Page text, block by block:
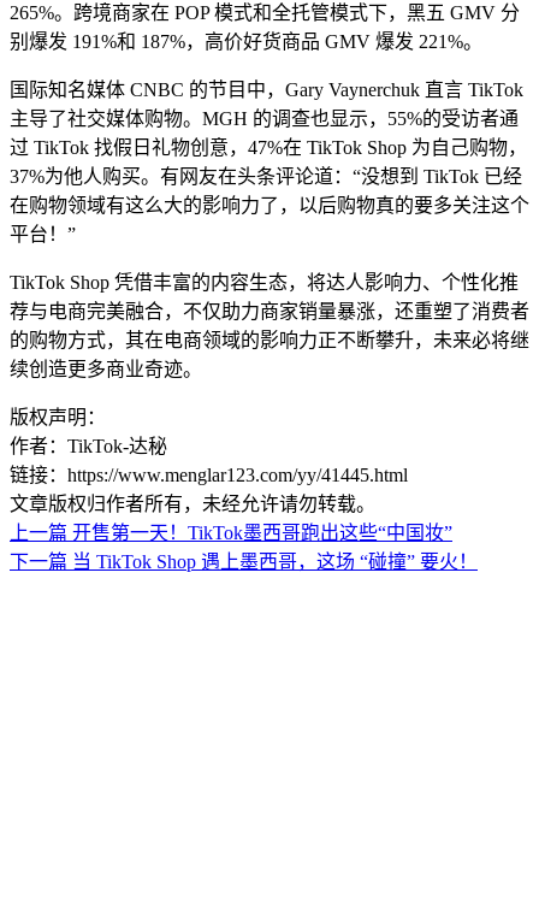
265%。跨境商家在 POP 模式和全托管模式下，黑五 GMV 分
别爆发 191%和 187%，高价好货商品 GMV 爆发 221%。
国际知名媒体 CNBC 的节目中，Gary Vaynerchuk 直言 TikTok
主导了社交媒体购物。MGH 的调查也显示，55%的受访者通
过 TikTok 找假日礼物创意，47%在 TikTok Shop 为自己购物，
37%为他人购买。有网友在头条评论道：“没想到 TikTok 已经
在购物领域有这么大的影响力了，以后购物真的要多关注这个
平台！”
TikTok Shop 凭借丰富的内容生态，将达人影响力、个性化推
荐与电商完美融合，不仅助力商家销量暴涨，还重塑了消费者
的购物方式，其在电商领域的影响力正不断攀升，未来必将继
续创造更多商业奇迹。
版权声明：
作者：TikTok-达秘
链接：https://www.menglar123.com/yy/41445.html
文章版权归作者所有，未经允许请勿转载。
上一篇 开售第一天！TikTok墨西哥跑出这些“中国妆”
下一篇 当 TikTok Shop 遇上墨西哥，这场 “碰撞” 要火！